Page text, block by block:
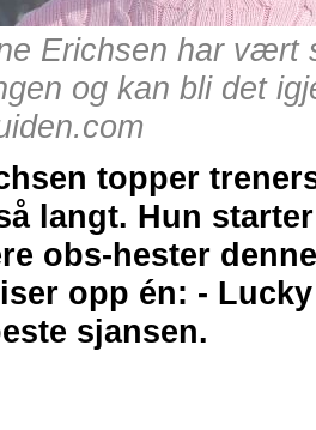
Erichsen har vært
og kan bli det
topper
langt. Hun
obs-hester
opp én: -
sjansen.